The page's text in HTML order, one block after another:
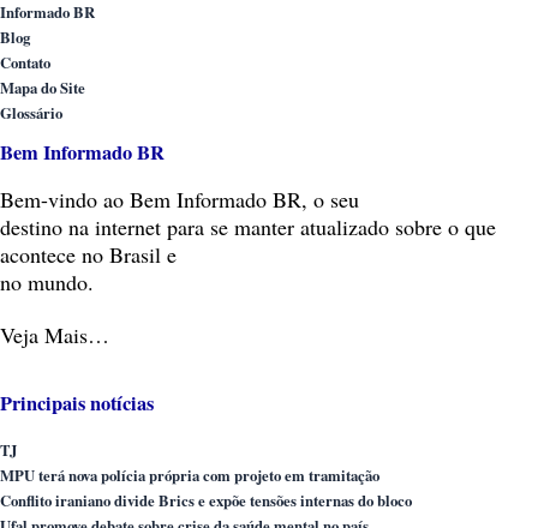
Informado BR
Blog
Contato
Mapa do Site
Glossário
Bem Informado BR
Bem-vindo ao Bem Informado BR, o seu
destino na internet para se manter atualizado sobre o que
acontece no Brasil e
no mundo.
Veja Mais…
Principais notícias
TJ
MPU terá nova polícia própria com projeto em tramitação
Conflito iraniano divide Brics e expõe tensões internas do bloco